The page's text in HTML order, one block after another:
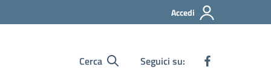
Accedi
Cerca Seguici su: